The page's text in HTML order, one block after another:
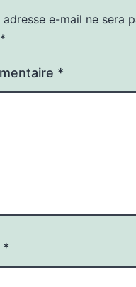
e-mail ne sera
*
*
*